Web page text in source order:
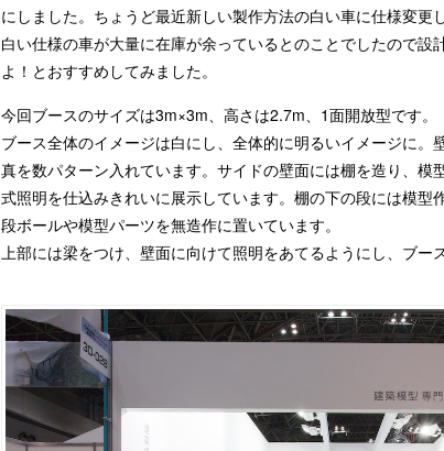
にしました。ちょうど最近新しい製作方法の白い車に仕様変更
白い仕様の車が大量に在庫が余っているとのことでしたので設
よ！とおすすめしてみました。
今回ブースのサイズは3m×3m、高さは2.7m、1面開放型です。
ブース全体のイメージは白にし、全体的に明るいイメージに。
真を数パターン入れています。サイドの壁面には棚を造り、模
式照明を仕込みきれいに展示しています。棚の下の段には模型
段ボールや模型パーツを無造作に置いています。
上部には梁をつけ、壁面に向けて照明をあてるようにし、ブー